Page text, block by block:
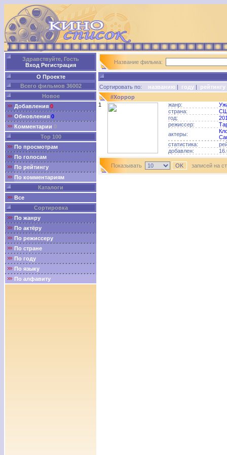
Здравствуйте, Гость
Вход Регистрация
О Проекте
Всего фильмов 36002
Новое
Добавления 0
Обновления 0
Комментарии 0
Top 100
По просмотрам
По голосам
По рейтингу
По комментариям
Каталоги
Все
Сортировка
По жанру
По актёру
По режиссеру
По стране
По году
По языку
По алфавиту
Название фильма:
Сортировать по: названию | году | рейтингу
#Хоррор
1
жанр:
страна:
год:
режиссер:
актеры:
статистика:
добавлен:
Показывать записей на